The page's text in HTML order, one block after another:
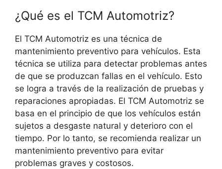
¿Qué es el TCM Automotriz?
El TCM Automotriz es una técnica de
mantenimiento preventivo para vehículos. Esta
técnica se utiliza para detectar problemas antes
de que se produzcan fallas en el vehículo. Esto
se logra a través de la realización de pruebas y
reparaciones apropiadas. El TCM Automotriz se
basa en el principio de que los vehículos están
sujetos a desgaste natural y deterioro con el
tiempo. Por lo tanto, se recomienda realizar un
mantenimiento preventivo para evitar
problemas graves y costosos.